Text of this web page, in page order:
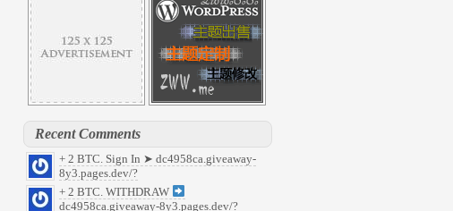
Recent Comments
+ 2 BTC. Sign In ➤ dc4958ca.giveaway-
8y3.pages.dev/?
hs=57faf8c37b5c93cfe535649c9e405071&
0rilly
+ 2 BTC. WITHDRAW
dc4958ca.giveaway-8y3.pages.dev/?